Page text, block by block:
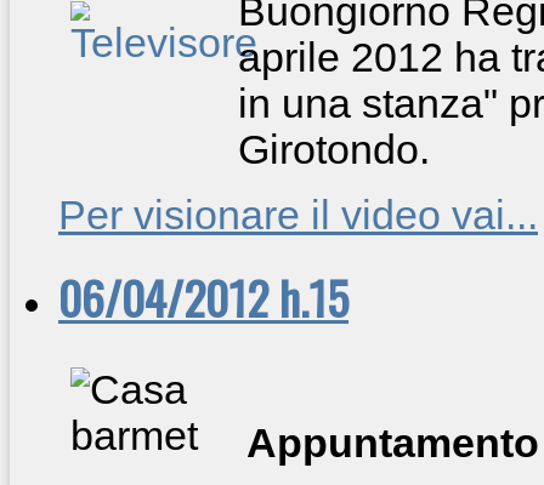
Buongiorno
aprile 2012 ha
in una stanza"
Girotondo.
Per visionare il video vai...
06/04/2012 h.15